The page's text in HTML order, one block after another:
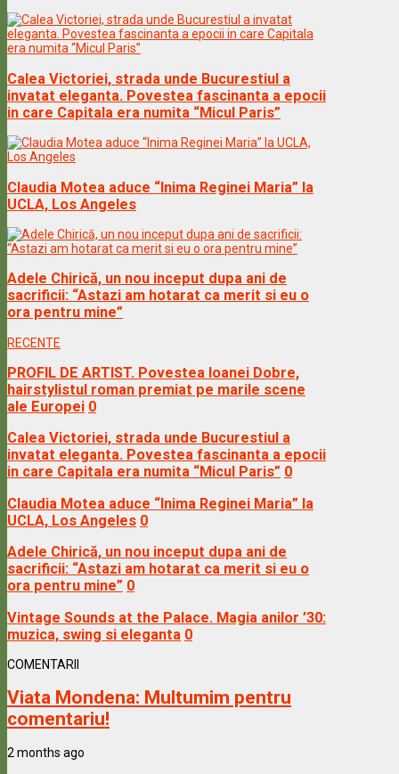
Calea Victoriei, strada unde Bucurestiul a
invatat eleganta. Povestea fascinanta a epocii
in care Capitala era numita “Micul Paris”
Claudia Motea aduce “Inima Reginei Maria” la
UCLA, Los Angeles
Adele Chirică, un nou inceput dupa ani de
sacrificii: “Astazi am hotarat ca merit si eu o
ora pentru mine”
RECENTE
PROFIL DE ARTIST. Povestea Ioanei Dobre,
hairstylistul roman premiat pe marile scene
ale Europei 0
Calea Victoriei, strada unde Bucurestiul a
invatat eleganta. Povestea fascinanta a epocii
in care Capitala era numita “Micul Paris” 0
Claudia Motea aduce “Inima Reginei Maria” la
UCLA, Los Angeles 0
Adele Chirică, un nou inceput dupa ani de
sacrificii: “Astazi am hotarat ca merit si eu o
ora pentru mine” 0
Vintage Sounds at the Palace. Magia anilor ’30:
muzica, swing si eleganta 0
COMENTARII
Viata Mondena: Multumim pentru
comentariu!
2 months ago